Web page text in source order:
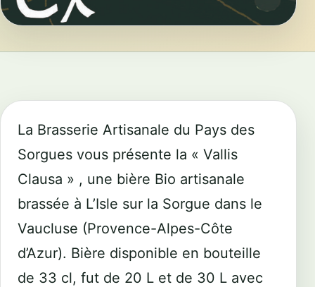
La Brasserie Artisanale du Pays des
Sorgues vous présente la « Vallis
Clausa » , une bière Bio artisanale
brassée à L’Isle sur la Sorgue dans le
Vaucluse (Provence-Alpes-Côte
d’Azur). Bière disponible en bouteille
de 33 cl, fut de 20 L et de 30 L avec